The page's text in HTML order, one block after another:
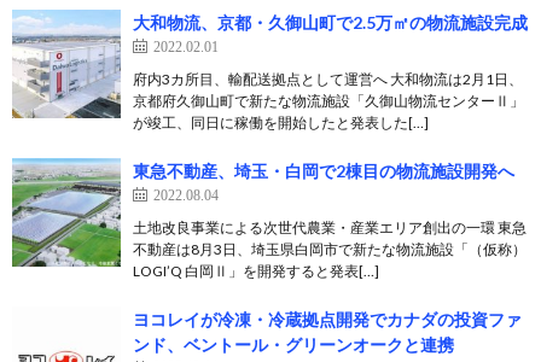
大和物流、京都・久御山町で2.5万㎡の物流施設完成
2022.02.01
府内3カ所目、輸配送拠点として運営へ 大和物流は2月1日、
京都府久御山町で新たな物流施設「久御山物流センターⅡ」
が竣工、同日に稼働を開始したと発表した[…]
東急不動産、埼玉・白岡で2棟目の物流施設開発へ
2022.08.04
土地改良事業による次世代農業・産業エリア創出の一環 東急
不動産は8月3日、埼玉県白岡市で新たな物流施設「（仮称）
LOGI’Q 白岡Ⅱ」を開発すると発表[…]
ヨコレイが冷凍・冷蔵拠点開発でカナダの投資ファ
ンド、ベントール・グリーンオークと連携